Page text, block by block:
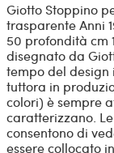
Giotto Stoppino
trasparente Anni
50 profondità cm
disegnato da
tempo del
tuttora in
colori) è sempre
caratterizzano.
consentono di
essere collocato